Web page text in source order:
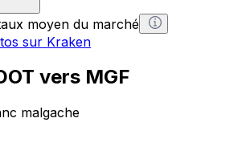
moyen du marché
sur Kraken
vers MGF
malgache